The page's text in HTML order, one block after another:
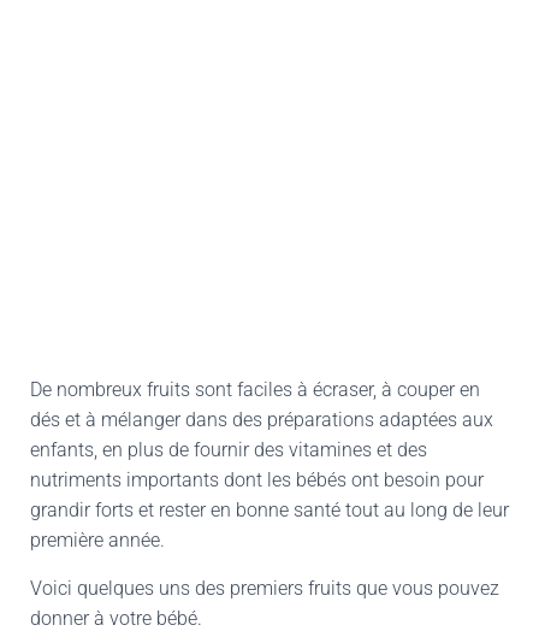
De nombreux fruits sont faciles à écraser, à couper en
dés et à mélanger dans des préparations adaptées aux
enfants, en plus de fournir des vitamines et des
nutriments importants dont les bébés ont besoin pour
grandir forts et rester en bonne santé tout au long de leur
première année.
Voici quelques uns des premiers fruits que vous pouvez
donner à votre bébé.